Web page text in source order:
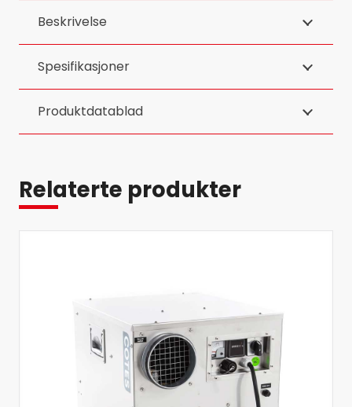
Beskrivelse
Spesifikasjoner
Produktdatablad
Relaterte produkter